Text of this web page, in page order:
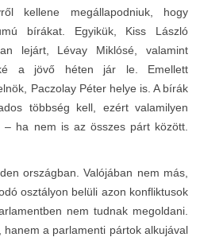
kellene megállapodniuk, hogy
bírákat. Egyikük, Kiss László
lejárt, Lévay Miklósé, valamint
a jövő héten jár le. Emellett
Paczolay Péter helye is. A bírák
többség kell, ezért valamilyen
– ha nem is az összes párt között.
országban. Valójában nem más,
osztályon belüli azon konfliktusok
nem tudnak megoldani.
hanem a parlamenti pártok alkujával